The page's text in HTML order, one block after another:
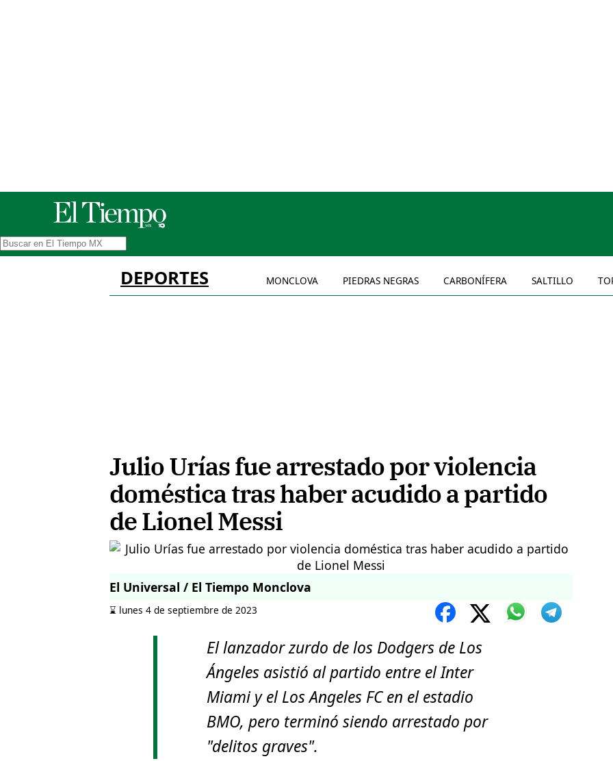
DEPORTES MONCLOVA PIEDRAS NEGRAS CARBONÍFERA SALTILLO
Julio Urías fue arrestado por violencia
doméstica tras haber acudido a partido
de Lionel Messi
El Universal / El Tiempo Monclova
⌛️ lunes 4 de septiembre de 2023
El lanzador zurdo de los Dodgers de Los
Ángeles asistió al partido entre el Inter
Miami y el Los Angeles FC en el estadio
BMO, pero terminó siendo arrestado por
"delitos graves".